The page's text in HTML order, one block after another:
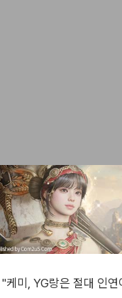
케미, YG랑은 절대 인